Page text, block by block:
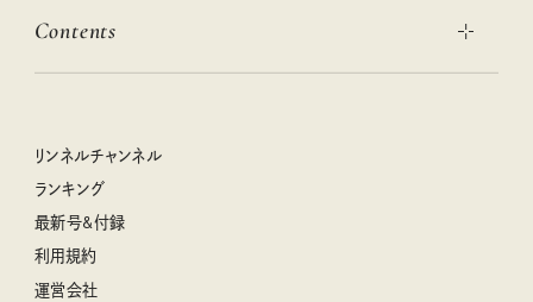
絶品、お餅レシピ大集合！
クラフトビール案内
母の日に贈りたい、お花モチーフのアイテム
女子旅おすすめスポット 暮らすように心地いいリンネル旅ガイ
リンネル 暮らしの道具大賞
ナチュラルメイクレッスン
喜ばれる贈り物手帖
ぐれいさん
空想喫茶トラノコクさんのあの店この店、喫茶訪問日記
圷みほさんのゆるっと週末キャンプ通信
豆柴・まもるくんの旅日記
Contents
リンネル暮らし部
リンネルチャンネル
おぱんつ君のわくわく楽しい一週間占い
毎日が心地よくなるリンネルタロット
リンネルチャンネル
ランキング
最新号&付録
利用規約
運営会社